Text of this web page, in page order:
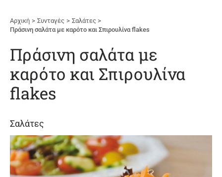
Αρχική Συνταγές
Σαλάτες
Πράσινη σαλάτα με καρότο και Σπιρουλίνα flakes
Πράσινη σαλάτα με
καρότο και Σπιρουλίνα
flakes
Σαλάτες